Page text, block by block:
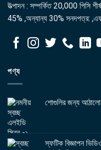
উত্পাদন : সম্পর্কিত 20,000 পিসি
45% ,অন্যান্য 30% সনদপত্র:
পণ্য
শোগুলির জন্য আঠালো
স্ফটিক বিজ্ঞাপন